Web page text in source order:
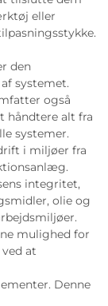
eller
den
systemet.
også
håndtere alt fra
systemer.
i miljøer fra
integritet,
olie og
mulighed for
at
Denne